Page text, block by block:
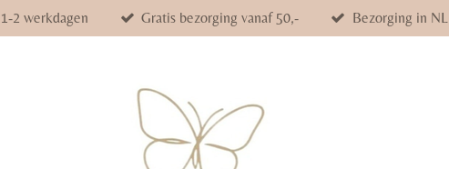
2 werkdagen Gratis bezorging vanaf 50,- Bezorging in